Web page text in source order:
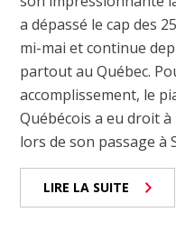
a dépassé le cap des
mi-mai et continue
partout au Québec.
accomplissement, le
Québécois a eu droit
lors de son passage à
LIRE LA SUITE